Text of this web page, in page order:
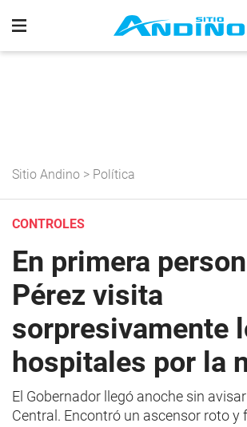
Sitio Andino > Política
CONTROLES
En primera
Pérez visita
sorpresivamente
hospitales por la
El Gobernador llegó anoche sin
Central. Encontró un ascensor roto y